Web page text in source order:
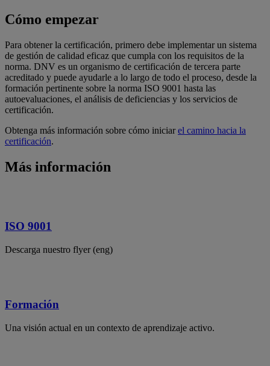
Cómo empezar
Para obtener la certificación, primero debe implementar un sistema
de gestión de calidad eficaz que cumpla con los requisitos de la
norma. DNV es un organismo de certificación de tercera parte
acreditado y puede ayudarle a lo largo de todo el proceso, desde la
formación pertinente sobre la norma ISO 9001 hasta las
autoevaluaciones, el análisis de deficiencias y los servicios de
certificación.
Obtenga más información sobre cómo iniciarel camino hacia la
certificación.
Más información
ISO 9001
Descarga nuestro flyer (eng)
Formación
Una visión actual en un contexto de aprendizaje activo.